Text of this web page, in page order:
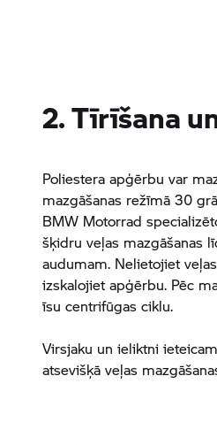
2. Tīrīšana
Poliestera apģērbu var
mazgāšanas režīmā 30
BMW Motorrad
šķidru veļas mazgāšanas
audumam. Nelietojiet
izskalojiet apģērbu. Pēc
īsu centrifūgas ciklu.
Virsjaku un ieliktni
atsevišķā veļas